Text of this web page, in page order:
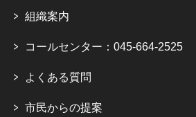
組織案内
コールセンター：045-664-2525
よくある質問
市民からの提案